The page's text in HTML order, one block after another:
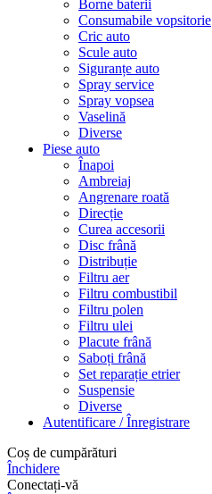
Borne baterii
Consumabile vopsitorie
Cric auto
Scule auto
Siguranțe auto
Spray service
Spray vopsea
Vaselină
Diverse
Piese auto
Înapoi
Ambreiaj
Angrenare roată
Direcție
Curea accesorii
Disc frână
Distribuție
Filtru aer
Filtru combustibil
Filtru polen
Filtru ulei
Placute frână
Saboți frână
Set reparație etrier
Suspensie
Diverse
Autentificare / Înregistrare
Coș de cumpărături
Închidere
Conectați-vă